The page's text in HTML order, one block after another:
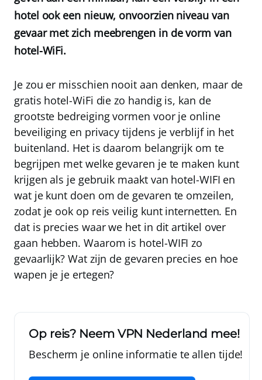
hotel ook een nieuw, onvoorzien niveau van
gevaar met zich meebrengen in de vorm van
hotel-WiFi.
Je zou er misschien nooit aan denken, maar de
gratis hotel-WiFi die zo handig is, kan de
grootste bedreiging vormen voor je online
beveiliging en privacy tijdens je verblijf in het
buitenland. Het is daarom belangrijk om te
begrijpen met welke gevaren je te maken kunt
krijgen als je gebruik maakt van hotel-WIFI en
wat je kunt doen om de gevaren te omzeilen,
zodat je ook op reis veilig kunt internetten. En
dat is precies waar we het in dit artikel over
gaan hebben. Waarom is hotel-WIFI zo
gevaarlijk? Wat zijn de gevaren precies en hoe
wapen je je ertegen?
Op reis? Neem VPN Nederland mee!
Bescherm je online informatie te allen tijde!